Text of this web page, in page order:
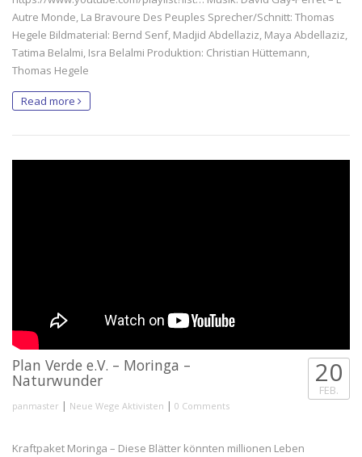
Autre Monde, La Bravoure Des Peuples Sprecher/Schnitt: Thomas
Hegele Bildmaterial: Bernd Senf, Madjid Abdellaziz, Maya Abdellaziz,
Tatima Belalmi, Isra Belalmi Produktion: Christian Hüttemann,
Thomas Hegele
Read more
Plan Verde e.V. – Moringa –
Naturwunder
panmaster | Neue Wege Aktivisten | 0 Comments
20
FEB.
Kraftpaket Moringa – Diese Blätter könnten millionen Leben